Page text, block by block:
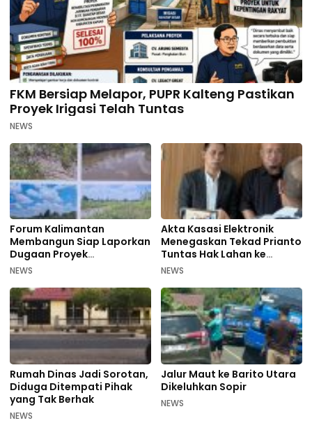
FKM Bersiap Melapor, PUPR Kalteng Pastikan
Proyek Irigasi Telah Tuntas
NEWS
Forum Kalimantan
Membangun Siap Laporkan
Dugaan Proyek
Bermasalah PUPR Kalteng
NEWS
Akta Kasasi Elektronik
Menegaskan Tekad Prianto
Tuntas Hak Lahan ke
Mahkamah Agung
NEWS
Rumah Dinas Jadi Sorotan,
Diduga Ditempati Pihak
yang Tak Berhak
NEWS
Jalur Maut ke Barito Utara
Dikeluhkan Sopir
NEWS